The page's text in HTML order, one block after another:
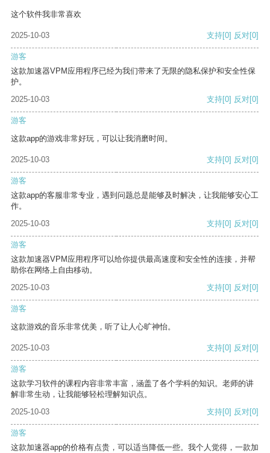
这个软件我非常喜欢
2025-10-03 支持[0] 反对[0]
游客
这款加速器VPM应用程序已经为我们带来了无限的隐私保护和安全性保
护。
2025-10-03
支持[0] 反对[0]
游客
这款app的游戏非常好玩，可以让我消磨时间。
2025-10-03 支持[0] 反对[0]
游客
这款app的客服非常专业，遇到问题总是能够及时解决，让我能够安心工
作。
2025-10-03
支持[0] 反对[0]
游客
这款加速器VPM应用程序可以给你提供最高速度和安全性的连接，并帮
助你在网络上自由移动。
2025-10-03
支持[0] 反对[0]
游客
这款游戏的音乐非常优美，听了让人心旷神怡。
2025-10-03 支持[0] 反对[0]
游客
这款学习软件的课程内容非常丰富，涵盖了各个学科的知识。老师的讲
解非常生动，让我能够轻松理解知识点。
2025-10-03
支持[0] 反对[0]
游客
这款加速器app的价格有点贵，可以适当降低一些。我个人觉得，一款加